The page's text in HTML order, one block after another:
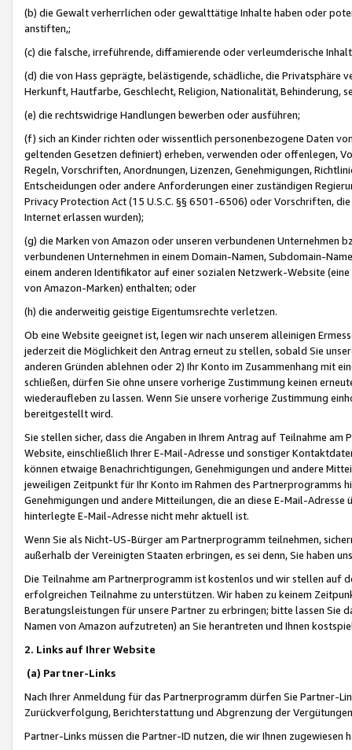
(b) die Gewalt verherrlichen oder gewalttätige Inhalte haben oder
anstiften,;
(c) die falsche, irreführende, diffamierende oder verleumderische
(d) die von Hass geprägte, belästigende, schädliche, die Privatsphäre
Herkunft, Hautfarbe, Geschlecht, Religion, Nationalität, Behinderung,
(e) die rechtswidrige Handlungen bewerben oder ausführen;
(f) sich an Kinder richten oder wissentlich personenbezogene Daten
geltenden Gesetzen definiert) erheben, verwenden oder offenlegen,
Regeln, Vorschriften, Anordnungen, Lizenzen, Genehmigungen,
Entscheidungen oder andere Anforderungen einer zuständigen
Privacy Protection Act (15 U.S.C. §§ 6501-6506) oder Vorschriften,
Internet erlassen wurden);
(g) die Marken von Amazon oder unseren verbundenen Unternehmen
verbundenen Unternehmen in einem Domain-Namen, Subdomain-
einem anderen Identifikator auf einer sozialen Netzwerk-Website
von Amazon-Marken) enthalten; oder
(h) die anderweitig geistige Eigentumsrechte verletzen.
Ob eine Website geeignet ist, legen wir nach unserem alleinigen
jederzeit die Möglichkeit den Antrag erneut zu stellen, sobald Sie
anderen Gründen ablehnen oder 2) Ihr Konto im Zusammenhang mit
schließen, dürfen Sie ohne unsere vorherige Zustimmung keinen
wiederaufleben zu lassen. Wenn Sie unsere vorherige Zustimmung
bereitgestellt wird.
Sie stellen sicher, dass die Angaben in Ihrem Antrag auf Teilnahme
Website, einschließlich Ihrer E-Mail-Adresse und sonstiger
können etwaige Benachrichtigungen, Genehmigungen und andere
jeweiligen Zeitpunkt für Ihr Konto im Rahmen des Partnerprogramms
Genehmigungen und andere Mitteilungen, die an diese E-Mail-
hinterlegte E-Mail-Adresse nicht mehr aktuell ist.
Wenn Sie als Nicht-US-Bürger am Partnerprogramm teilnehmen,
außerhalb der Vereinigten Staaten erbringen, es sei denn, Sie haben
Die Teilnahme am Partnerprogramm ist kostenlos und wir stellen auf
erfolgreichen Teilnahme zu unterstützen. Wir haben zu keinem
Beratungsleistungen für unsere Partner zu erbringen; bitte lassen Sie
Namen von Amazon aufzutreten) an Sie herantreten und Ihnen
2. Links auf Ihrer Website
(a) Partner-Links
Nach Ihrer Anmeldung für das Partnerprogramm dürfen Sie Partner-
Zurückverfolgung, Berichterstattung und Abgrenzung der
Partner-Links müssen die Partner-ID nutzen, die wir Ihnen zugewiesen